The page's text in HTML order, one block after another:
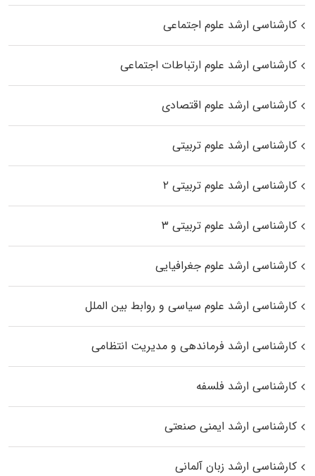
کارشناسی ارشد علوم اجتماعی
کارشناسی ارشد علوم ارتباطات اجتماعی
کارشناسی ارشد علوم اقتصادی
کارشناسی ارشد علوم تربیتی
کارشناسی ارشد علوم تربیتی ۲
کارشناسی ارشد علوم تربیتی ۳
کارشناسی ارشد علوم جغرافیایی
کارشناسی ارشد علوم سیاسی و روابط بین الملل
کارشناسی ارشد فرماندهی و مدیریت انتظامی
کارشناسی ارشد فلسفه
کارشناسی ارشد ایمنی صنعتی
کارشناسی ارشد زبان آلمانی